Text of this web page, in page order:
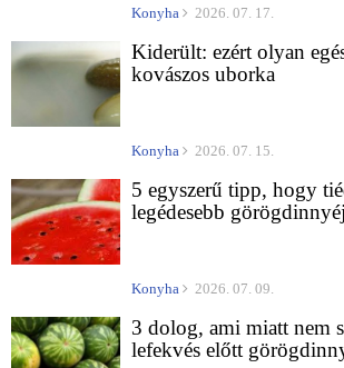
Konyha 2026. 07. 17.
Kiderült: ezért olyan
kovászos uborka
Konyha 2026. 07. 15.
5 egyszerű tipp, hogy
legédesebb
Konyha 2026. 07. 09.
3 dolog, ami miatt nem
lefekvés előtt